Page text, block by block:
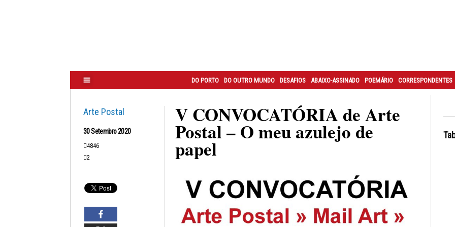
DO PORTO DO OUTRO MUNDO DESAFIOS ABAIXO-ASSINADO POEMÁRIO CORRESPONDENTES
Arte Postal
30 Setembro 2020
4846
2
V CONVOCATÓRIA de Arte
Postal – O meu azulejo de
papel